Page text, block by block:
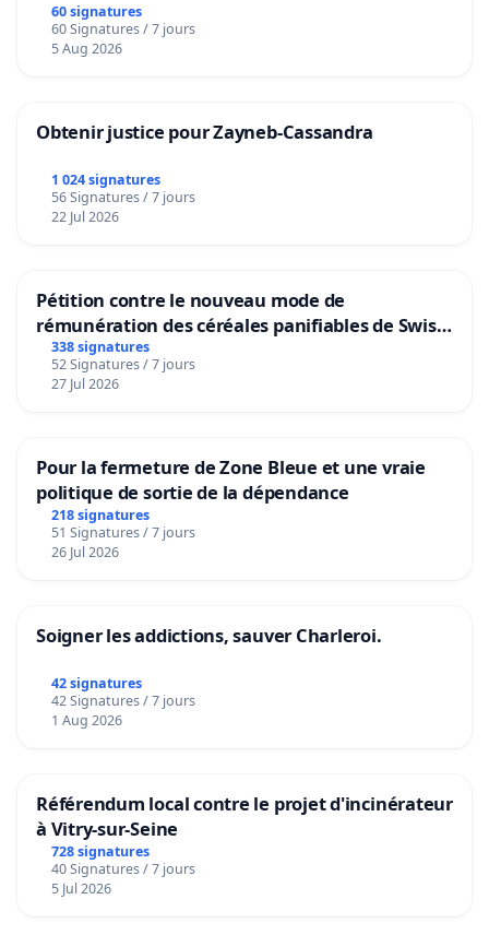
60 signatures
60 Signatures / 7 jours
5 Aug 2026
Obtenir justice pour Zayneb-Cassandra
1 024 signatures
56 Signatures / 7 jours
22 Jul 2026
Pétition contre le nouveau mode de
rémunération des céréales panifiables de Swiss
granum basé sur la teneur en protéines
338 signatures
52 Signatures / 7 jours
27 Jul 2026
Pour la fermeture de Zone Bleue et une vraie
politique de sortie de la dépendance
218 signatures
51 Signatures / 7 jours
26 Jul 2026
Soigner les addictions, sauver Charleroi.
42 signatures
42 Signatures / 7 jours
1 Aug 2026
Référendum local contre le projet d'incinérateur
à Vitry-sur-Seine
728 signatures
40 Signatures / 7 jours
5 Jul 2026